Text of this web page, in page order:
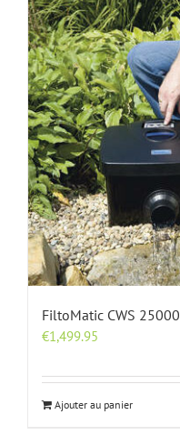
FiltoMatic CWS 25000
€1,499.95
Ajouter au panier